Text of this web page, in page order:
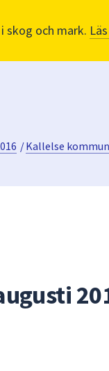
skog och mark.
/Kallelse